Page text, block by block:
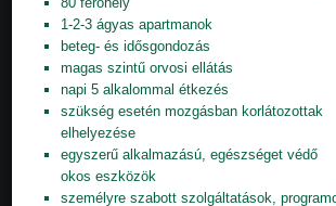
1-2-3 ágyas apartmanok
beteg- és idősgondozás
magas szintű orvosi ellátás
napi 5 alkalommal étkezés
szükség esetén mozgásban korlátozottak
elhelyezése
egyszerű alkalmazású, egészséget védő
okos eszközök
személyre szabott szolgáltatások,